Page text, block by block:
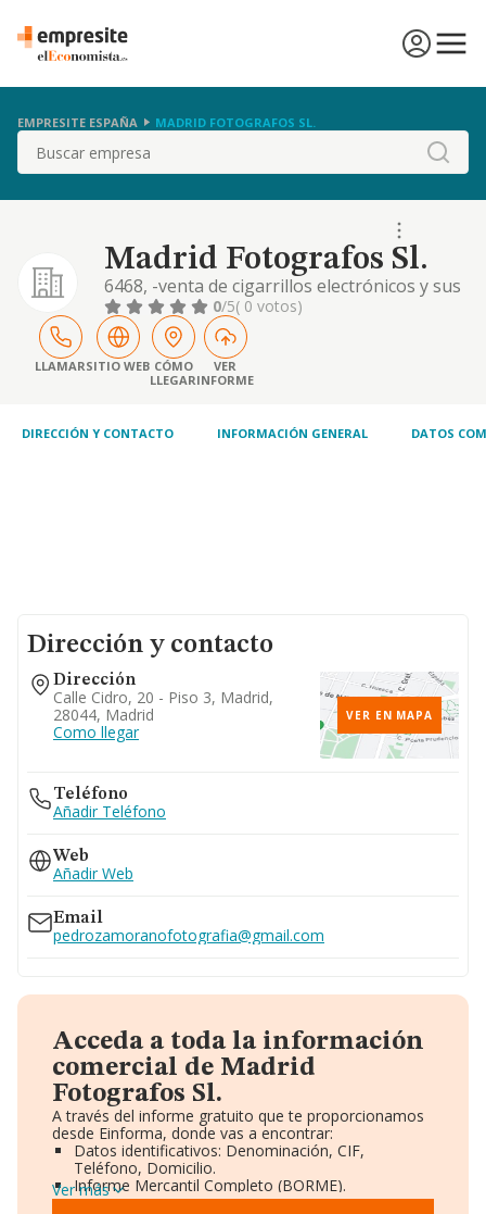
EMPRESITE ESPAÑA MADRID FOTOGRAFOS SL.
Buscar
Madrid Fotografos Sl.
6468, -venta de cigarrillos electrónicos y sus
accesorios. -fotografía y artes plásticas. -
comercio mayorista y minorista de balares,
cacharrerías, plásticos, bisutería, artículos
de fotografía, discos, venta de animales,
taxidermia, decomiso, láminas, marcos, arte
0/5( 0 votos)
LLAMARSITIO WEB CÓMO
LLEGAR
VER
INFORME
DIRECCIÓN Y CONTACTO INFORMACIÓN GENERAL DATOS
Dirección y contacto
Dirección
Calle Cidro, 20 - Piso 3, Madrid,
28044, Madrid
Como llegar
VER EN MAPA
Teléfono
Añadir Teléfono
Web
Añadir Web
Email
pedrozamoranofotografia@gmail.com
Acceda a toda la información
comercial de Madrid
Fotografos Sl.
A través del informe gratuito que te proporcionamos
desde Einforma, donde vas a encontrar:
Datos identificativos: Denominación, CIF,
Teléfono, Domicilio.
Informe Mercantil Completo (BORME).
Gráficos de Evolución Ventas y Empleados.
Ver más